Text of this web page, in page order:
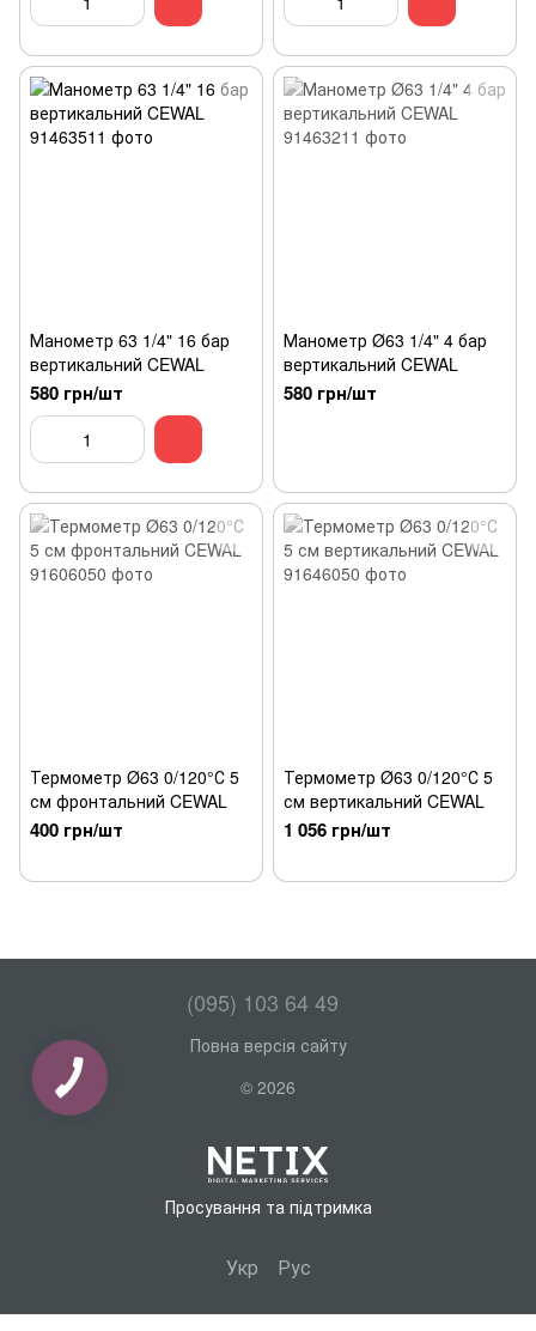
Манометр 63 1/4" 16 бар
вертикальний CEWAL
580 грн/шт
Манометр Ø63 1/4" 4 бар
вертикальний CEWAL
580 грн/шт
Термометр Ø63 0/120°С 5
см фронтальний CEWAL
400 грн/шт
Термометр Ø63 0/120°С 5
см вертикальний CEWAL
1 056 грн/шт
(095) 103 64 49
Повна версія сайту
© 2026
Просування та підтримка
Укр Рус